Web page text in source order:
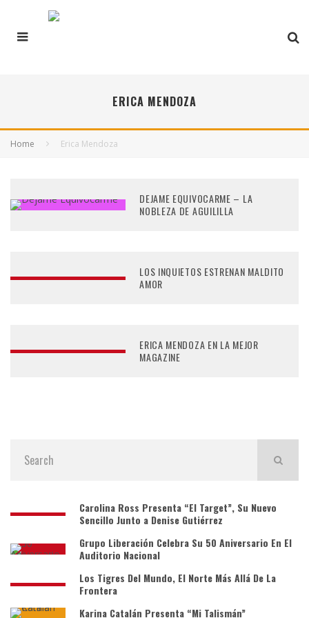
ERICA MENDOZA
Home Erica Mendoza
DEJAME EQUIVOCARME – LA
NOBLEZA DE AGUILILLA
LOS INQUIETOS ESTRENAN MALDITO
AMOR
ERICA MENDOZA EN LA MEJOR
MAGAZINE
Carolina Ross Presenta “El Target”, Su Nuevo
Sencillo Junto a Denise Gutiérrez
Grupo Liberación Celebra Su 50 Aniversario En El
Auditorio Nacional
Los Tigres Del Mundo, El Norte Más Allá De La
Frontera
Karina Catalán Presenta “Mi Talismán”